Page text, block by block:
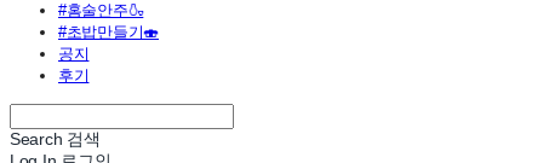
#홈술안주🍶
#초밥만들기🍣
공지
후기
Search 검색